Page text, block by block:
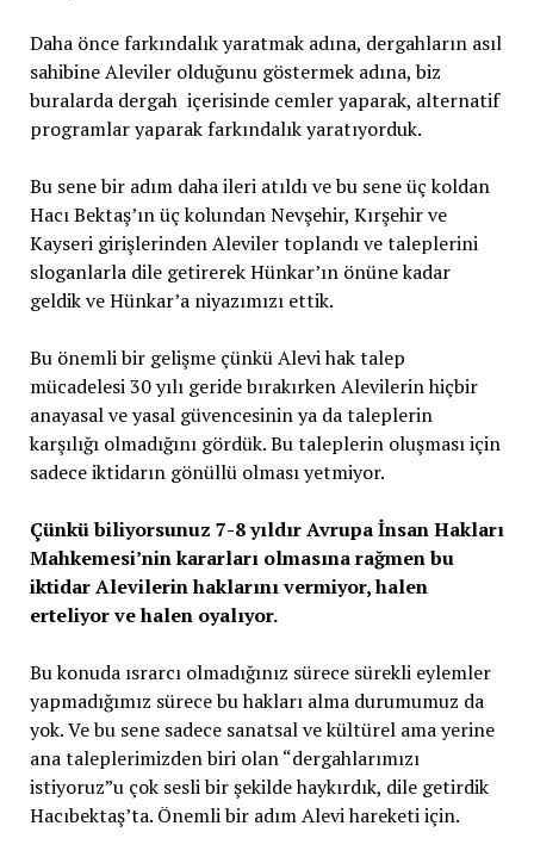
Daha önce farkındalık yaratmak adına, dergahların asıl
sahibine Aleviler olduğunu göstermek adına, biz
buralarda dergah içerisinde cemler yaparak, alternatif
programlar yaparak farkındalık yaratıyorduk.
Bu sene bir adım daha ileri atıldı ve bu sene üç koldan
Hacı Bektaş’ın üç kolundan Nevşehir, Kırşehir ve
Kayseri girişlerinden Aleviler toplandı ve taleplerini
sloganlarla dile getirerek Hünkar’ın önüne kadar
geldik ve Hünkar’a niyazımızı ettik.
Bu önemli bir gelişme çünkü Alevi hak talep
mücadelesi 30 yılı geride bırakırken Alevilerin hiçbir
anayasal ve yasal güvencesinin ya da taleplerin
karşılığı olmadığını gördük. Bu taleplerin oluşması için
sadece iktidarın gönüllü olması yetmiyor.
Çünkü biliyorsunuz 7-8 yıldır Avrupa İnsan Hakları
Mahkemesi’nin kararları olmasına rağmen bu
iktidar Alevilerin haklarını vermiyor, halen
erteliyor ve halen oyalıyor.
Bu konuda ısrarcı olmadığınız sürece sürekli eylemler
yapmadığımız sürece bu hakları alma durumumuz da
yok. Ve bu sene sadece sanatsal ve kültürel ama yerine
ana taleplerimizden biri olan “dergahlarımızı
istiyoruz”u çok sesli bir şekilde haykırdık, dile getirdik
Hacıbektaş’ta. Önemli bir adım Alevi hareketi için.